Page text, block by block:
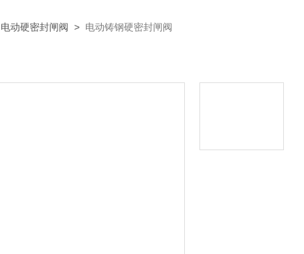
电动硬密封闸阀 > 电动铸钢硬密封闸阀